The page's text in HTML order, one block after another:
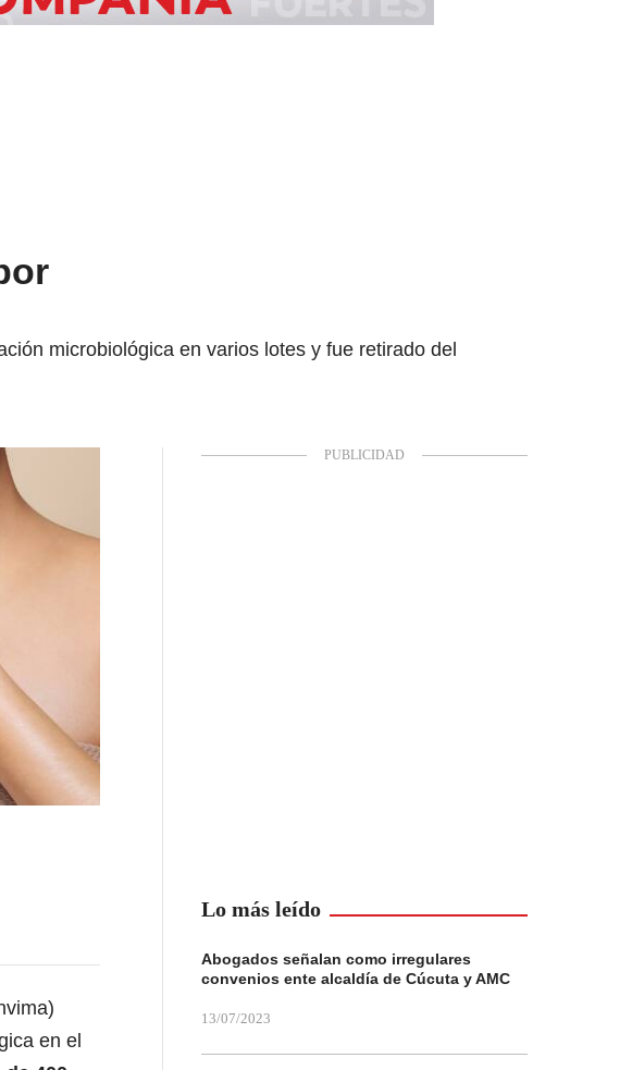
microbiológica en varios lotes y fue retirado del
en el
Lo más leído
Abogados señalan como irregulares
convenios ente alcaldía de Cúcuta y AMC
13/07/2023